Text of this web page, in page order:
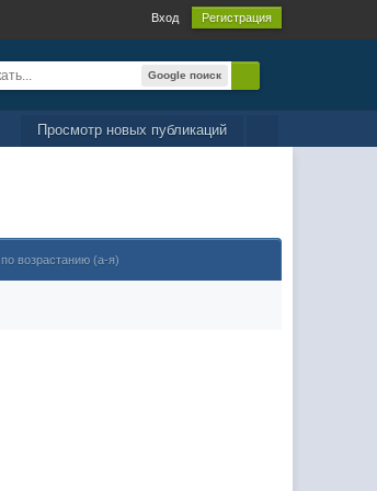
Вход Регистрация
Google поиск
Просмотр новых публикаций
по возрастанию (а-я)